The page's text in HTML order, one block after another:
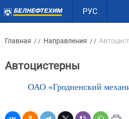
РУС
Главная / / Направления / /
Автоцистерны
ОАО «Гродненский